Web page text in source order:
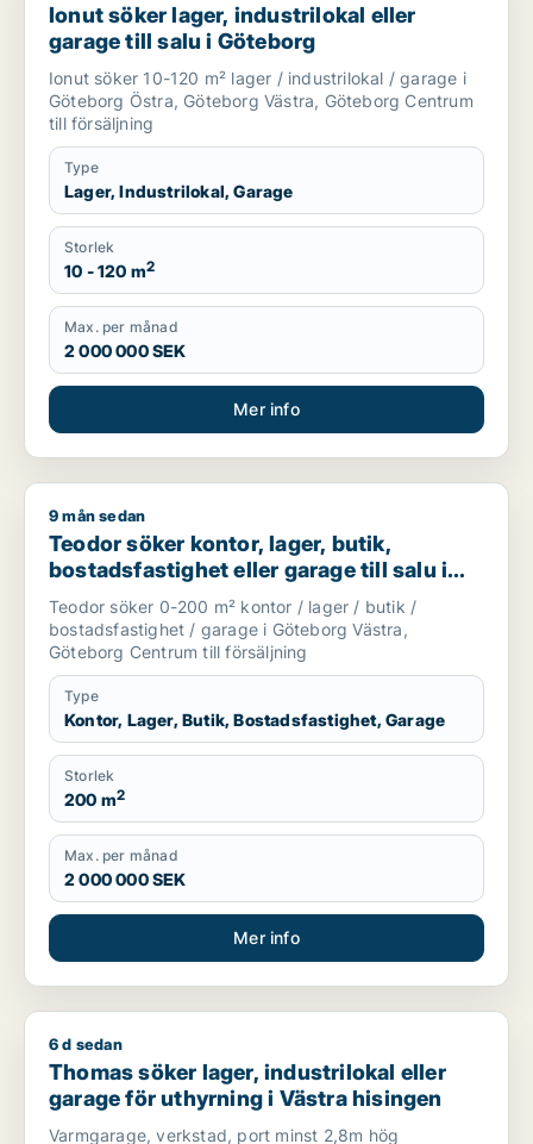
Ionut söker lager, industrilokal eller
garage till salu i Göteborg
Ionut söker 10-120 m² lager / industrilokal / garage i
Göteborg Östra, Göteborg Västra, Göteborg Centrum
till försäljning
Type
Lager, Industrilokal, Garage
Storlek
10 - 120 m2
Max. per månad
2 000 000 SEK
Mer info
Teodor söker kontor, lager, butik, bostadsfastighet eller
9 mån sedan
Teodor söker kontor, lager, butik,
bostadsfastighet eller garage till salu i
Göteborg Västra eller Göteborg Centrum
Teodor söker 0-200 m² kontor / lager / butik /
bostadsfastighet / garage i Göteborg Västra,
Göteborg Centrum till försäljning
Type
Kontor, Lager, Butik, Bostadsfastighet, Garage
Storlek
200 m2
Max. per månad
2 000 000 SEK
Mer info
Thomas söker lager, industrilokal eller garage för uthyrning i
6 d sedan
Thomas söker lager, industrilokal eller
garage för uthyrning i Västra hisingen
Varmgarage, verkstad, port minst 2,8m hög